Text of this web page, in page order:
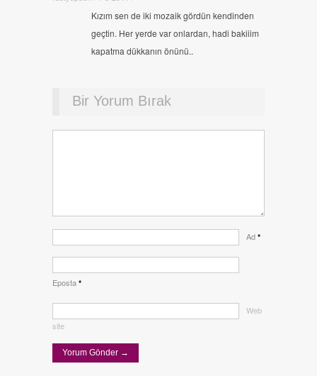
Kızım sen de iki mozaik gördün kendinden
geçtin. Her yerde var onlardan, hadi bakiiim
kapatma dükkanın önünü..
Bir Yorum Bırak
Ad *
Eposta *
Web
site